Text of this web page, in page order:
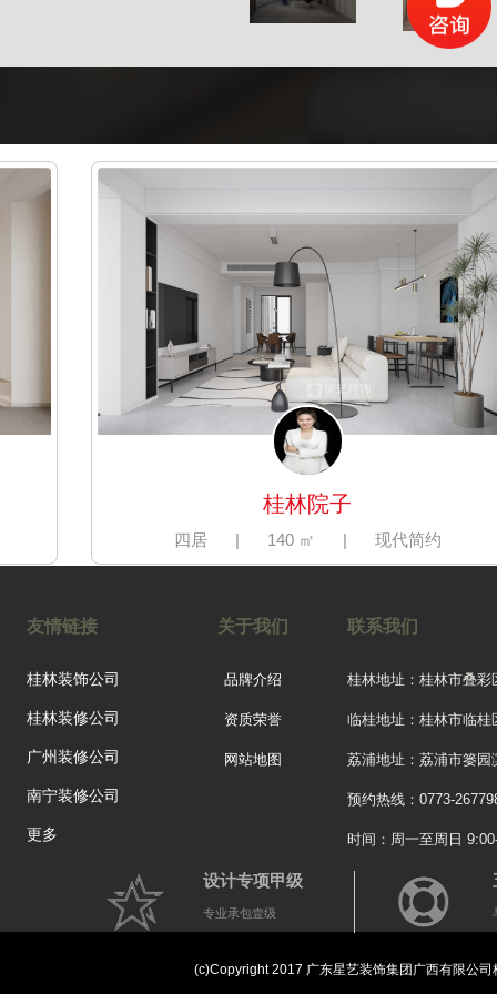
桂林院子
四居 140 ㎡ 现代简约
彰泰·第六园
260 ㎡ | 中式
友情链接
桂林装饰公司
桂林装修公司
广州装修公司
南宁装修公司
更多
关于我们
品牌介绍
资质荣誉
网站地图
联系我们
桂林地址：桂林市叠
临桂地址：桂林市临
荔浦地址：荔浦市篓园
预约热线：0773-
时间：周一至周日
设计专项甲级
专业承包壹级
(c)Copyright 2017 广东星艺装饰集团广西有限公